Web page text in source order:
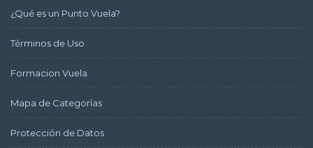
¿Qué es un Punto Vuela?
Términos de Uso
Formacion Vuela
Mapa de Categorías
Protección de Datos